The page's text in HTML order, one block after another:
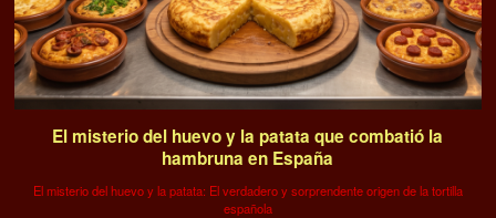
El misterio del huevo y la patata que combatió la
hambruna en España
El misterio del huevo y la patata: El verdadero y sorprendente origen de la tortilla
española